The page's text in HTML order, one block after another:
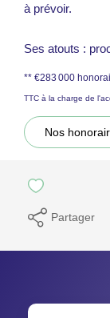
à prévoir.
Ses atouts :
** €283 000
TTC à la charge de
Nos
Partager